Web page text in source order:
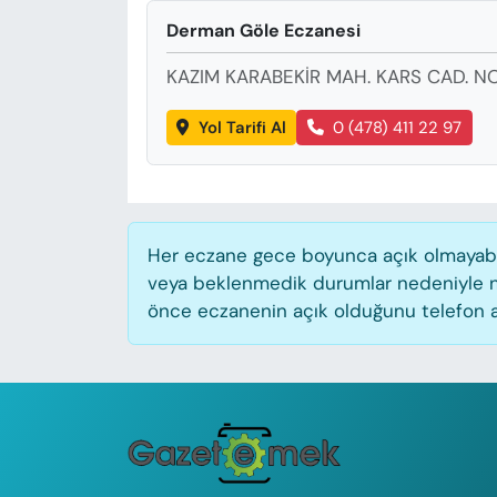
Derman Göle Eczanesi
KAZIM KARABEKİR MAH. KARS CAD.
Yol Tarifi Al 0 (478) 411 22 97
Her eczane gece boyunca açık
veya beklenmedik durumlar nedeniyle
önce eczanenin açık olduğunu telefon
ÖZEL HABER
YAZAR KÖŞESİ
VAN VE DİYARBAKIR HABERLERİ